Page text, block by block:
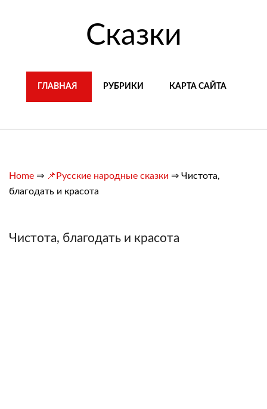
Сказки
ГЛАВНАЯ РУБРИКИ КАРТА САЙТА
Home ⇒ 📌Русские народные сказки ⇒ Чистота,
благодать и красота
Чистота, благодать и красота